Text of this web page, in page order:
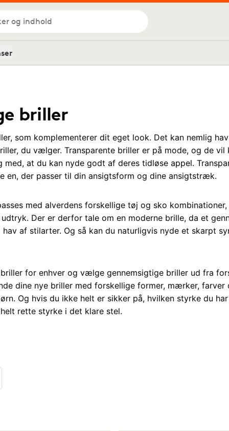
og indhold
briller
som komplementerer dit eget look. Det kan nemlig
du vælger. Transparente briller er på mode, og de vil
at du kan nyde godt af deres tidløse appel.
en, der passer til din ansigtsform og dine ansigtstræk.
med alverdens forskellige tøj og sko
Der er derfor tale om en moderne brille, da et
af stilarter. Og så kan du naturligvis nyde et skarpt
for enhver og vælge gennemsigtige briller ud fra
dine nye briller med forskellige former, mærker, farver
Og hvis du ikke helt er sikker på, hvilken styrke du
rette styrke i det klare stel.